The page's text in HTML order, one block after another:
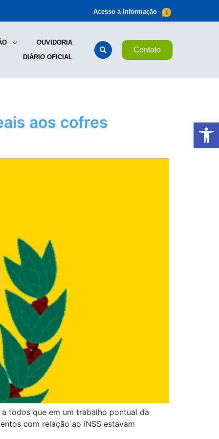
Acesso a Informação
OUVIDORIA
DIÁRIO OFICIAL
Contato
aos cofres
todos que em um trabalho pontual da
com relação ao INSS estavam